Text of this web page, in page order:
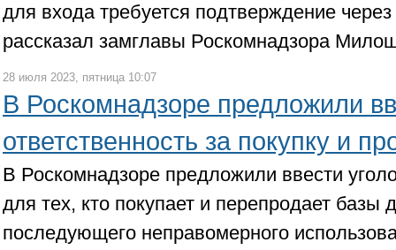
для входа требуется подтверждение
рассказал замглавы Роскомнадзора
28 июля 2023, пятница 10:07
В Роскомнадзоре предложили
ответственность за покупку и
В Роскомнадзоре предложили ввести
для тех, кто покупает и перепродает базы
последующего неправомерного